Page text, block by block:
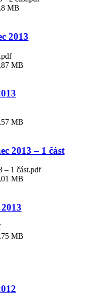
MB
2013
MB
MB
2013 – 1 část
– 1 část.pdf
MB
MB